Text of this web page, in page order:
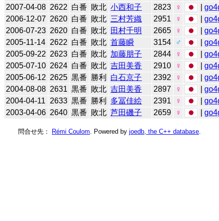
2007-04-08 2622 白番 敗北 小西和子 2823 ♀ |
2006-12-07 2620 白番 敗北 三村芳織 2951 ♀ |
2006-07-23 2620 白番 敗北 田村千明 2665 ♀ |
2005-11-14 2622 白番 敗北 首藤瞬 3154 ♂ |
2005-09-22 2623 白番 敗北 加藤朋子 2844 ♀ |
2005-07-10 2624 白番 敗北 吉田美香 2910 ♀ |
2005-06-12 2625 黒番 勝利 白石京子 2392 ♀ |
2004-08-08 2631 黒番 敗北 吉田美香 2897 ♀ |
2004-04-11
2633 黒番 勝利 多冨佳絵 2391 ♀ |
2003-04-06 2640 黒番 敗北 芦田磯子 2659 ♀ |
問合せ先： Rémi Coulom . Powered by joedb, the C++ database